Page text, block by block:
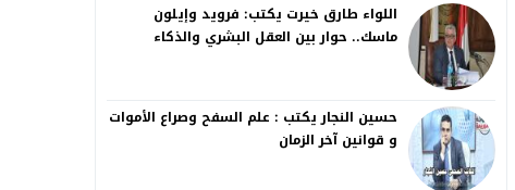
اللواء طارق خيرت يكتب: فرويد وإيلون
ماسك.. حوار بين العقل البشري والذكاء
حسين النجار يكتب : علم السفح وصراع الأموات
و قوانين آخر الزمان